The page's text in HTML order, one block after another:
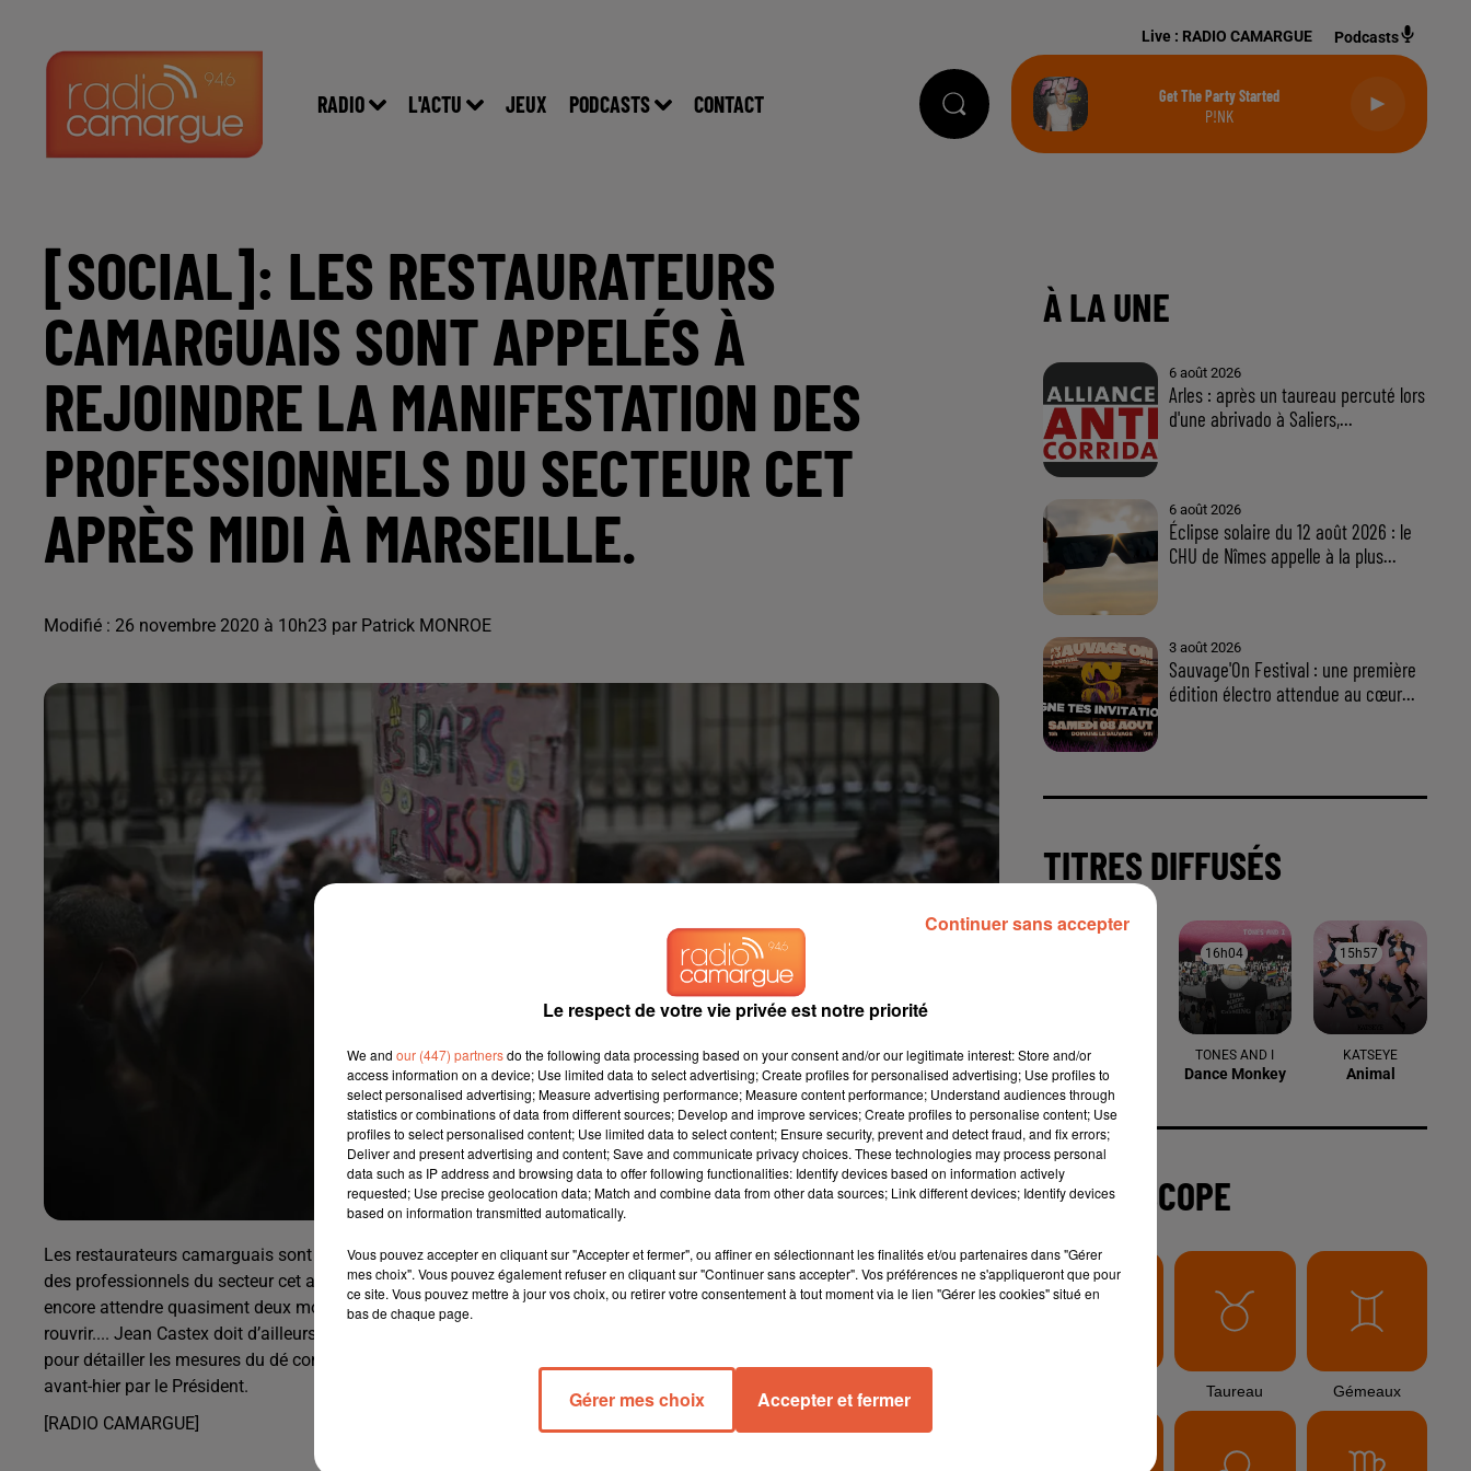
RADIO L'ACTU JEUX PODCASTS CONTACT
Live : RADIO CAMARGUE Podcasts
Get The Party Started
P!NK
[SOCIAL]: LES RESTAURATEURS
CAMARGUAIS SONT APPELÉS À
REJOINDRE LA MANIFESTATION DES
PROFESSIONNELS DU SECTEUR CET
APRÈS MIDI À MARSEILLE.
Modifié : 26 novembre 2020 à 10h23 par Patrick MONROE
Les restaurateurs camarguais sont appelés à rejoindre la manifestation
des professionnels du secteur cet après midi à Marseille ... ils doivent
encore attendre quasiment deux mois encore avant de pouvoir
rouvrir.... Jean Castex doit d’ailleurs se présenté devant la presse à 11h
pour détailler les mesures du dé confinement progressif annoncé
avant-hier par le Président.
[RADIO CAMARGUE]
6 août 2026
Arles : après un taureau percuté lors
d'une abrivado à Saliers,...
Éclipse solaire du 12 août 2026 : le
CHU de Nîmes appelle à la plus...
3 août 2026
Sauvage'On Festival : une première
édition électro attendue au cœur...
Le respect de votre vie privée est notre priorité
We and our (447) partnersdo the following data processing based on your consent and/or our legitimate interest: Store and/or
access information on a device; Use limited data to select advertising; Create profiles for personalised advertising; Use profiles to
select personalised advertising; Measure advertising performance; Measure content performance; Understand audiences through
statistics or combinations of data from different sources; Develop and improve services; Create profiles to personalise content; Use
profiles to select personalised content; Use limited data to select content; Ensure security, prevent and detect fraud, and fix errors;
Deliver and present advertising and content; Save and communicate privacy choices. These technologies may process personal
data such as IP address and browsing data to offer following functionalities: Identify devices based on information actively
requested; Use precise geolocation data; Match and combine data from other data sources; Link different devices; Identify devices
based on information transmitted automatically.
Vous pouvez accepter en cliquant sur "Accepter et fermer", ou affiner en sélectionnant les finalités et/ou partenaires dans "Gérer
mes choix". Vous pouvez également refuser en cliquant sur "Continuer sans accepter". Vos préférences ne s'appliqueront que pour
ce site. Vous pouvez mettre à jour vos choix, ou retirer votre consentement à tout moment via le lien "Gérer les cookies" situé en
bas de chaque page.
Gérer mes choix Accepter et fermer
Continuer sans accepter